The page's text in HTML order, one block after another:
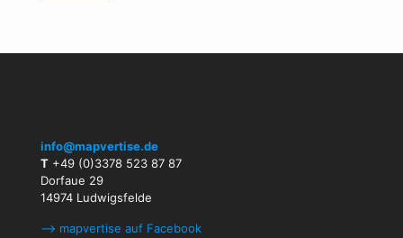
info@mapvertise.de
T +49 (0)3378 523 87 87
Dorfaue 29
14974 Ludwigsfelde
⟶ mapvertise auf Facebook